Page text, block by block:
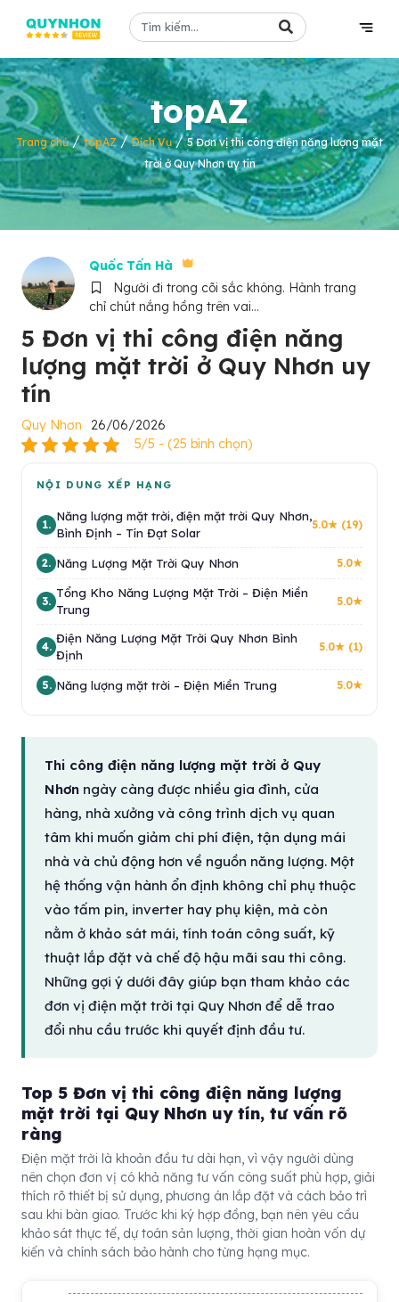
topAZ
Trang chủ/topAZ/Dịch Vụ/5 Đơn vị thi công điện năng lượng mặt
trời ở Quy Nhơn uy tín
Quốc Tấn Hà
Người đi trong cõi sắc không. Hành trang
chỉ chút nắng hồng trên vai...
5 Đơn vị thi công điện năng
lượng mặt trời ở Quy Nhơn uy
tín
Quy Nhơn
26/06/2026
5/5 - (25 bình chọn)
NỘI DUNG XẾP HẠNG
1.
Năng lượng mặt trời, điện mặt trời Quy Nhơn,
Bình Định – Tín Đạt Solar
5.0★ (19)
2. Năng Lượng Mặt Trời Quy Nhơn 5.0★
3.
Tổng Kho Năng Lượng Mặt Trời – Điện Miền
Trung
5.0★
4.
Điện Năng Lượng Mặt Trời Quy Nhơn Bình
Định
5.0★ (1)
5. Năng lượng mặt trời – Điện Miền Trung 5.0★
Thi công điện năng lượng mặt trời ở Quy
Nhơn ngày càng được nhiều gia đình, cửa
hàng, nhà xưởng và công trình dịch vụ quan
tâm khi muốn giảm chi phí điện, tận dụng mái
nhà và chủ động hơn về nguồn năng lượng. Một
hệ thống vận hành ổn định không chỉ phụ thuộc
vào tấm pin, inverter hay phụ kiện, mà còn
nằm ở khảo sát mái, tính toán công suất, kỹ
thuật lắp đặt và chế độ hậu mãi sau thi công.
Những gợi ý dưới đây giúp bạn tham khảo các
đơn vị điện mặt trời tại Quy Nhơn để dễ trao
đổi nhu cầu trước khi quyết định đầu tư.
Top 5 Đơn vị thi công điện năng lượng
mặt trời tại Quy Nhơn uy tín, tư vấn rõ
ràng
Điện mặt trời là khoản đầu tư dài hạn, vì vậy người dùng
nên chọn đơn vị có khả năng tư vấn công suất phù hợp, giải
thích rõ thiết bị sử dụng, phương án lắp đặt và cách bảo trì
sau khi bàn giao. Trước khi ký hợp đồng, bạn nên yêu cầu
khảo sát thực tế, dự toán sản lượng, thời gian hoàn vốn dự
kiến và chính sách bảo hành cho từng hạng mục.